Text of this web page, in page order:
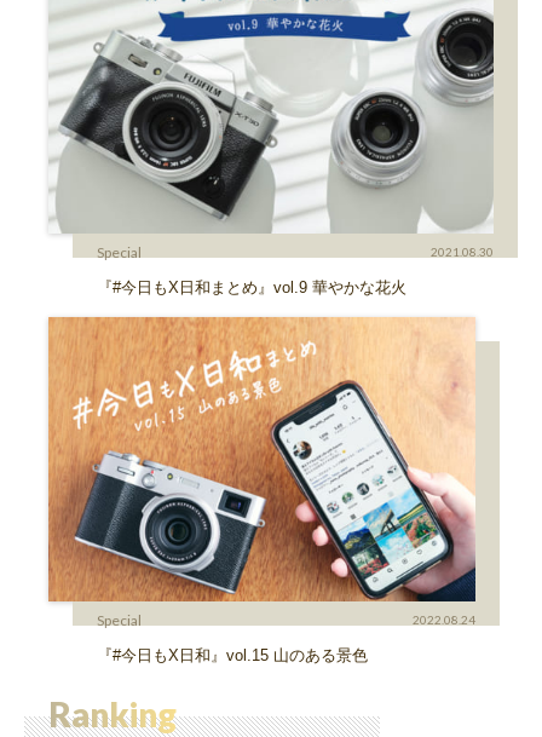
Special 2021.08.30
『#今日もX日和まとめ』vol.9 華やかな花火
Special 2022.08.24
『#今日もX日和』vol.15 山のある景色
Ranking